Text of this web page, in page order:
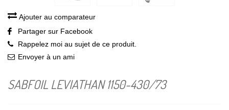
Ajouter au comparateur
Partager sur Facebook
Rappelez moi au sujet de ce produit.
Envoyer à un ami
SABFOIL LEVIATHAN 1150-430/73